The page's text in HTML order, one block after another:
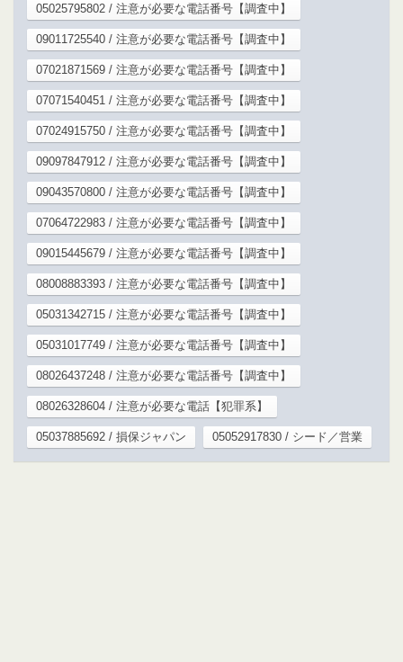
05025795802 / 注意が必要な電話番号【調査中】
09011725540 / 注意が必要な電話番号【調査中】
07021871569 / 注意が必要な電話番号【調査中】
07071540451 / 注意が必要な電話番号【調査中】
07024915750 / 注意が必要な電話番号【調査中】
09097847912 / 注意が必要な電話番号【調査中】
09043570800 / 注意が必要な電話番号【調査中】
07064722983 / 注意が必要な電話番号【調査中】
09015445679 / 注意が必要な電話番号【調査中】
08008883393 / 注意が必要な電話番号【調査中】
05031342715 / 注意が必要な電話番号【調査中】
05031017749 / 注意が必要な電話番号【調査中】
08026437248 / 注意が必要な電話番号【調査中】
08026328604 / 注意が必要な電話【犯罪系】
05037885692 / 損保ジャパン 05052917830 / シード／営業